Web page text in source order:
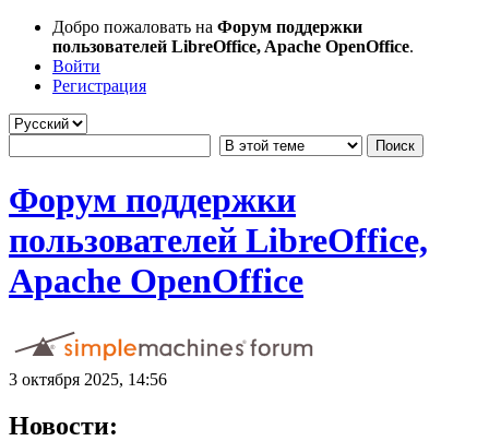
Добро пожаловать на Форум поддержки
пользователей LibreOffice, Apache OpenOffice.
Войти
Регистрация
Форум поддержки
пользователей LibreOffice,
Apache OpenOffice
3 октября 2025, 14:56
Новости: